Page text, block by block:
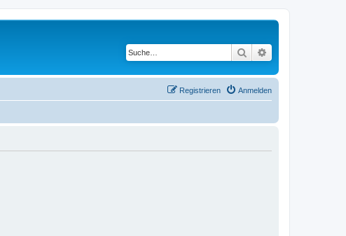
Suche
Anmelden
Registrieren